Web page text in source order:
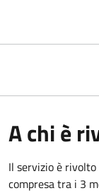
A chi è
Il servizio è
compresa tra i 3